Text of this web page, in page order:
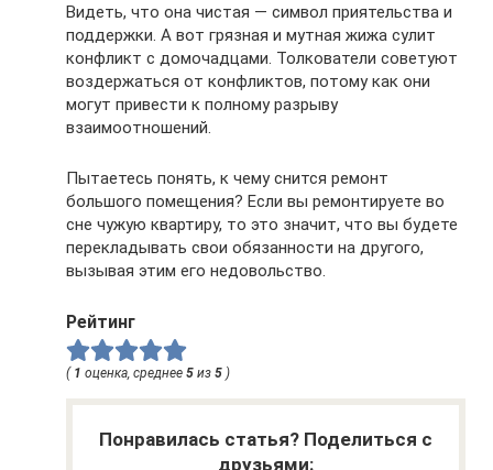
Видеть, что она чистая — символ приятельства и
поддержки. А вот грязная и мутная жижа сулит
конфликт с домочадцами. Толкователи советуют
воздержаться от конфликтов, потому как они
могут привести к полному разрыву
взаимоотношений.
Пытаетесь понять, к чему снится ремонт
большого помещения? Если вы ремонтируете во
сне чужую квартиру, то это значит, что вы будете
перекладывать свои обязанности на другого,
вызывая этим его недовольство.
Рейтинг
( 1 оценка, среднее 5 из 5 )
Понравилась статья? Поделиться с
друзьями: